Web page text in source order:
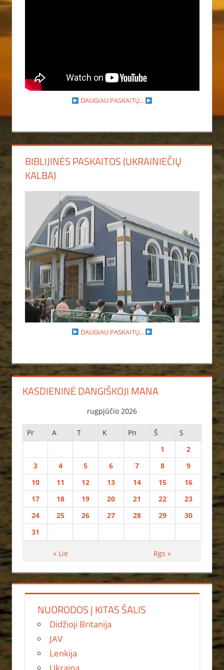
DAUGIAU PASKAITŲ...
BIBLIJINĖS PASKAITOS (UKRAINIEČIŲ
KALBA)
DAUGIAU PASKAITŲ...
KASDIENINĖ DANGIŠKOJI MANA
rugpjūčio 2026
Pr A T K Pn Š
S
1
2
3
4 5 6 7 8
9
10
11 12 13 14 15
16
17
18 19 20 21 22
23
24
25 26 27 28 29
30
31
« Lie Rgs »
NUORODOS Į KITAS ŠALIS
Didžioji Britanija
JAV
Lenkija